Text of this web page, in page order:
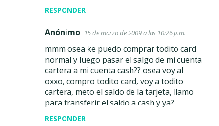
RESPONDER
Anónimo 15 de marzo de 2009 a las 10:26 p.m.
mmm osea ke puedo comprar todito card
normal y luego pasar el salgo de mi cuenta
cartera a mi cuenta cash?? osea voy al
oxxo, compro todito card, voy a todito
cartera, meto el saldo de la tarjeta, llamo
para transferir el saldo a cash y ya?
RESPONDER